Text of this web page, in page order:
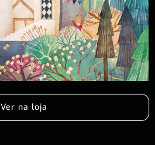
Ver na loja